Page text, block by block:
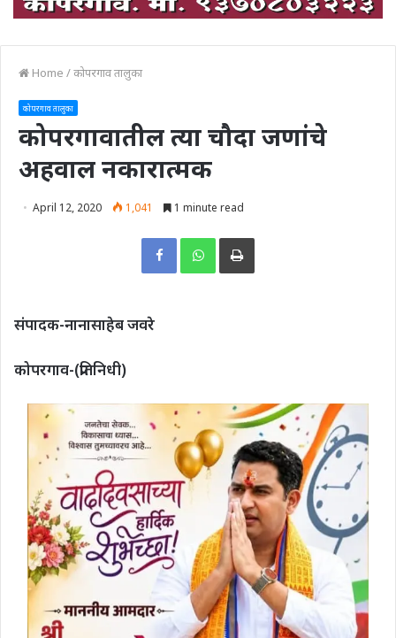
Home /कोपरगाव तालुका
कोपरगाव तालुका
कोपरगावातील त्या चौदा जणांचे
अहवाल नकारात्मक
April 12, 2020 1,041 1 minute read
Print
संपादक-नानासाहेब जवरे
कोपरगाव-(प्रतिनिधी)